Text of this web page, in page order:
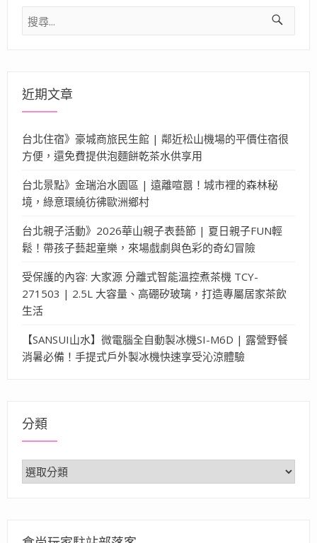
搜
尋
近期文章
台北住宿》豪城商旅民生館 | 鄰近松山機場的平價住宿很
方便，還免費提供泡麵餅乾茶水供享用
台北景點》金瑞治水園區 | 遠離喧囂！城市裡的森林秘
境，綠意環繞彷彿歐洲鄉村
台北親子活動》2026華山親子表藝節 | 夏日親子FUN輕
鬆！帶孩子藝起童樂，來場戲劇與色彩的奇幻冒險
受保護的內容: 大家源 分離式智能溫控煮茶機 TCY-
271503 | 2.5L 大容量、高硼矽玻璃，打造專屬居家茶飲
生活
【SANSUI山水】微電腦全自動製冰機SI-M6D | 露營野餐
消暑必備！手提式戶外製冰機快速享受沁涼體驗
分類
分
類